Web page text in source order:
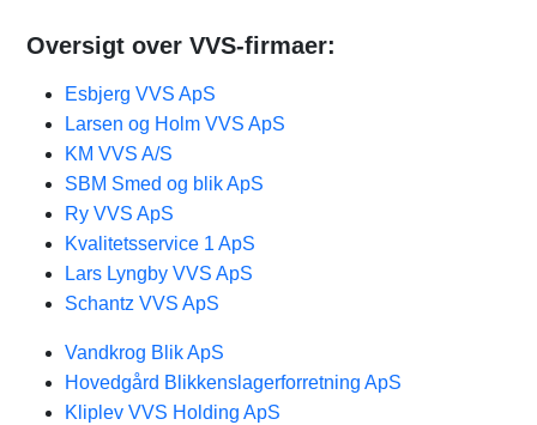
Oversigt over VVS-firmaer:
Esbjerg VVS ApS
Larsen og Holm VVS ApS
KM VVS A/S
SBM Smed og blik ApS
Ry VVS ApS
Kvalitetsservice 1 ApS
Lars Lyngby VVS ApS
Schantz VVS ApS
Vandkrog Blik ApS
Hovedgård Blikkenslagerforretning ApS
Kliplev VVS Holding ApS